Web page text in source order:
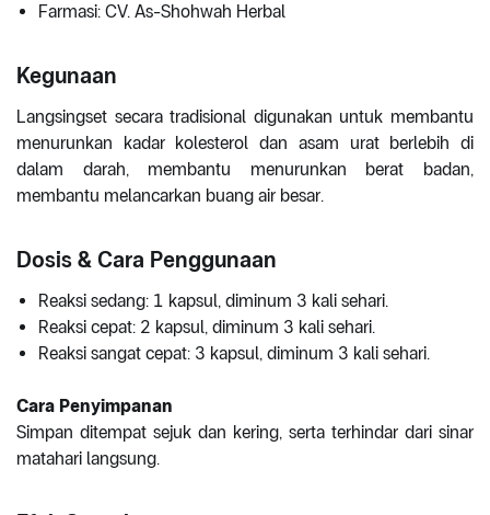
Farmasi: CV. As-Shohwah Herbal
Kegunaan
Langsingset secara tradisional digunakan untuk membantu
menurunkan kadar kolesterol dan asam urat berlebih di
dalam darah, membantu menurunkan berat badan,
membantu melancarkan buang air besar.
Dosis & Cara Penggunaan
Reaksi sedang: 1 kapsul, diminum 3 kali sehari.
Reaksi cepat: 2 kapsul, diminum 3 kali sehari.
Reaksi sangat cepat: 3 kapsul, diminum 3 kali sehari.
Cara Penyimpanan
Simpan ditempat sejuk dan kering, serta terhindar dari sinar
matahari langsung.